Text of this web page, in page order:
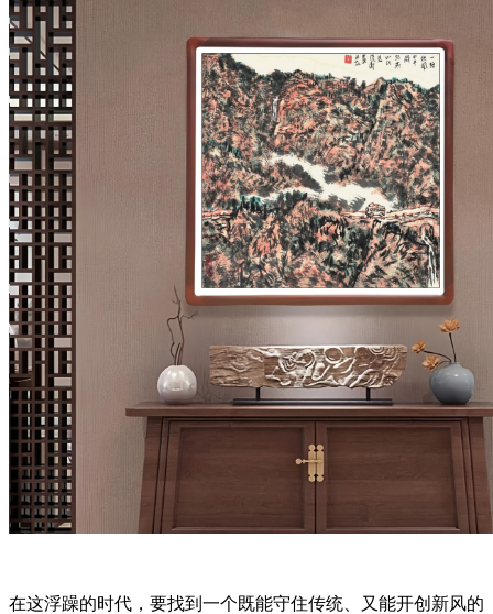
在这浮躁的时代，要找到一个既能守住传统、又能开创新风的